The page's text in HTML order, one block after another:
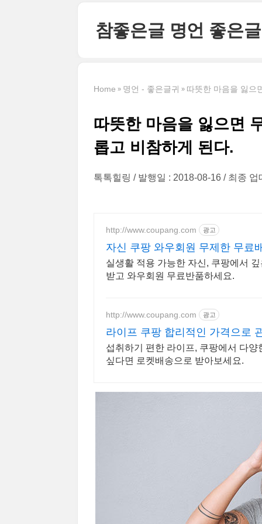
참좋은글 명언 좋은글
Home 명언 - 좋은글귀 따뜻한 마음을 잃으
따뜻한 마음을 잃으면
롭고 비참하게 된다.
톡톡힐링 발행일 : 2018-08-16 최종 업
http://www.coupang.com 광고
자신 쿠팡 와우회원 무제한 무료
실생활 적용 가능한 자신, 쿠팡에서
받고 와우회원 무료반품하세요.
http://www.coupang.com 광고
라이프 쿠팡 합리적인 가격으로
섭취하기 편한 라이프, 쿠팡에서 다
싶다면 로켓배송으로 받아보세요.